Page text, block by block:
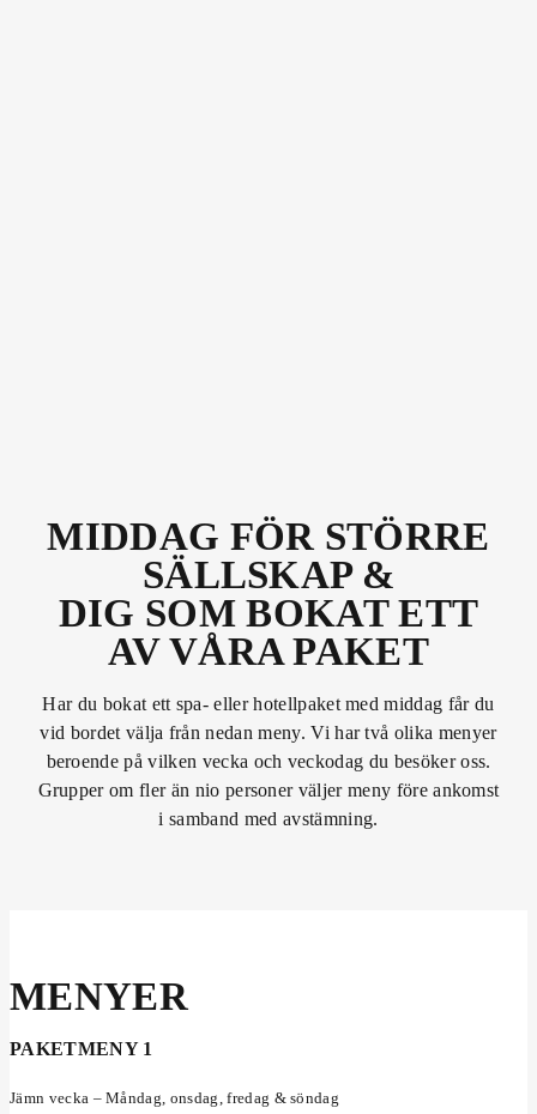
MIDDAG FÖR STÖRRE
SÄLLSKAP &
DIG SOM BOKAT ETT
AV VÅRA PAKET
Har du bokat ett spa- eller hotellpaket med middag får du
vid bordet välja från nedan meny. Vi har två olika menyer
beroende på vilken vecka och veckodag du besöker oss.
Grupper om fler än nio personer väljer meny före ankomst
i samband med avstämning.
MENYER
PAKETMENY 1
Jämn vecka – Måndag, onsdag, fredag & söndag